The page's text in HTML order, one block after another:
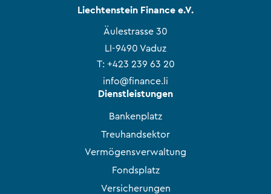
Liechtenstein Finance e.V.
Äulestrasse 30
LI-9490 Vaduz
T: +423 239 63 20
info@finance.li
Dienstleistungen
Bankenplatz
Treuhandsektor
Vermögensverwaltung
Fondsplatz
Versicherungen